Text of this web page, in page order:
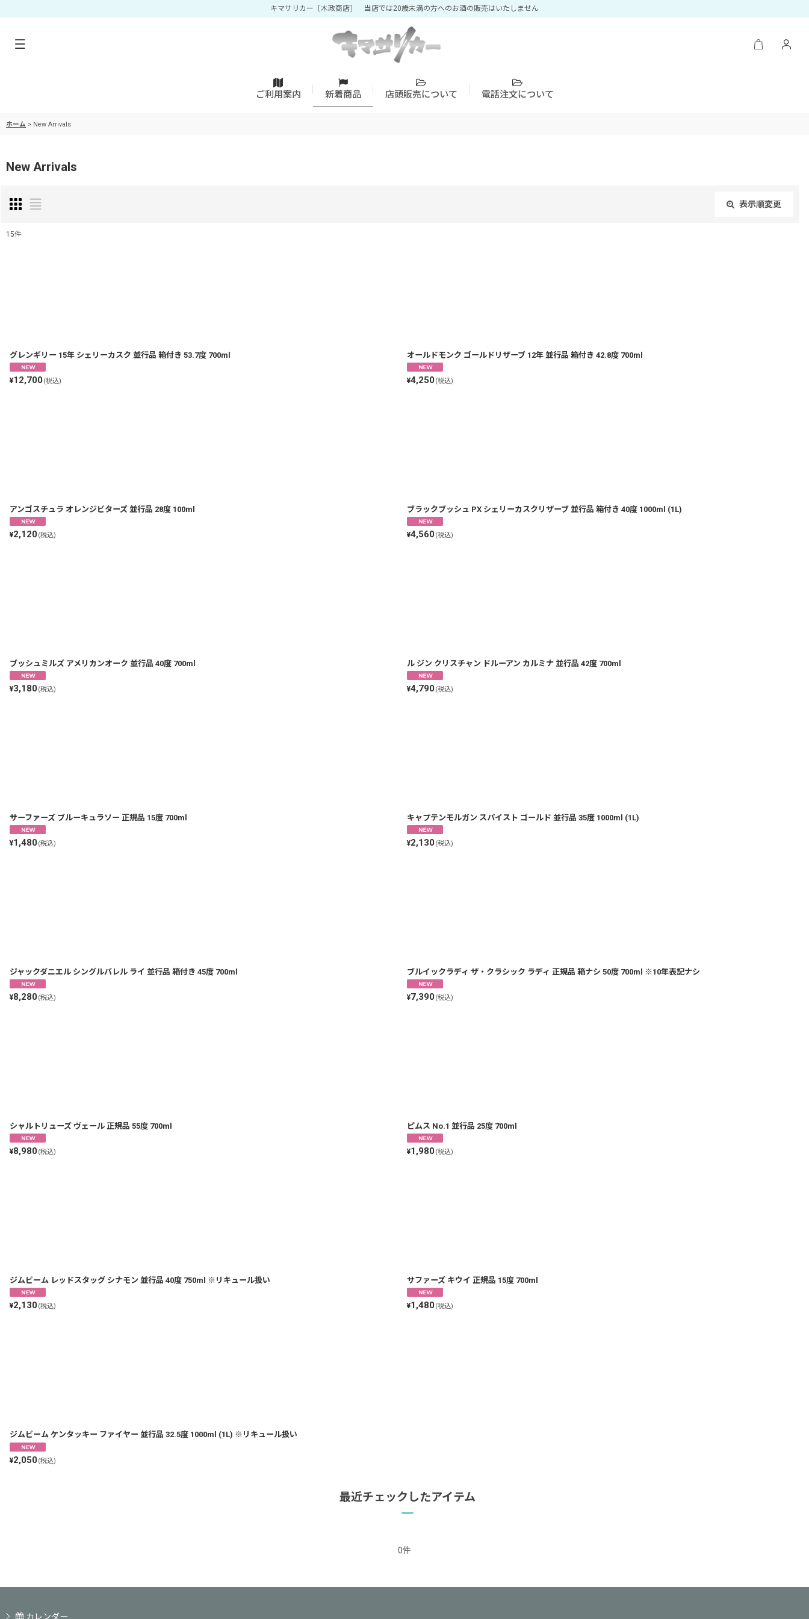
キマサリカー［木政商店］ 当店では20歳未満の方へのお酒の販売はいたしません
ご利用案内 新着商品 店頭販売について 電話注文について
ホーム > New Arrivals
New Arrivals
表示順変更
15件
グレンギリー 15年 シェリーカスク 並行品 箱付き 53.7度 700ml
¥12,700(税込)
オールドモンク ゴールドリザーブ 12年 並行品 箱付き 42.8度 700ml
¥4,250(税込)
アンゴスチュラ オレンジビターズ 並行品 28度 100ml
¥2,120(税込)
ブラックブッシュ PX シェリーカスクリザーブ 並行品 箱付き 40度 1000ml (1L)
¥4,560(税込)
ブッシュミルズ アメリカンオーク 並行品 40度 700ml
¥3,180(税込)
ル ジン クリスチャン ドルーアン カルミナ 並行品 42度 700ml
¥4,790(税込)
サーファーズ ブルーキュラソー 正規品 15度 700ml
¥1,480(税込)
キャプテンモルガン スパイスト ゴールド 並行品 35度 1000ml (1L)
¥2,130(税込)
ジャックダニエル シングルバレル ライ 並行品 箱付き 45度 700ml
¥8,280(税込)
ブルイックラディ ザ・クラシック ラディ 正規品 箱ナシ 50度 700ml ※10年表記ナシ
¥7,390(税込)
シャルトリューズ ヴェール 正規品 55度 700ml
¥8,980(税込)
ピムス No.1 並行品 25度 700ml
¥1,980(税込)
ジムビーム レッドスタッグ シナモン 並行品 40度 750ml ※リキュール扱い
¥2,130(税込)
サファーズ キウイ 正規品 15度 700ml
¥1,480(税込)
ジムビーム ケンタッキー ファイヤー 並行品 32.5度 1000ml (1L) ※リキュール扱い
¥2,050(税込)
最近チェックしたアイテム
0件
カレンダー